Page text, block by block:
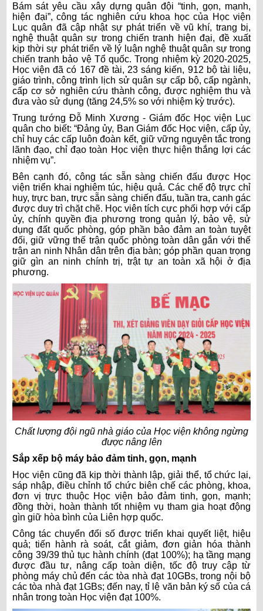
Bám sát yêu cầu xây dựng quân đội “tinh, gọn, mạnh,
hiện đại”, công tác nghiên cứu khoa học của Học viện
Lục quân đã cập nhật sự phát triển về vũ khí, trang bị,
nghệ thuật quân sự trong chiến tranh hiện đại, đề xuất
kịp thời sự phát triển về lý luận nghệ thuật quân sự trong
chiến tranh bảo vệ Tổ quốc. Trong nhiệm kỳ 2020-2025,
Học viện đã có 167 đề tài, 23 sáng kiến, 912 bộ tài liệu,
giáo trình, công trình lịch sử quân sự cấp bộ, cấp ngành,
cấp cơ sở nghiên cứu thành công, được nghiệm thu và
đưa vào sử dụng (tăng 24,5% so với nhiệm kỳ trước).
Trung tướng Đỗ Minh Xương - Giám đốc Học viện Lục
quân cho biết: “Đảng ủy, Ban Giám đốc Học viện, cấp ủy,
chỉ huy các cấp luôn đoàn kết, giữ vững nguyên tắc trong
lãnh đạo, chỉ đạo toàn Học viện thực hiện thắng lợi các
nhiệm vụ”.
Bên cạnh đó, công tác sẵn sàng chiến đấu được Học
viện triển khai nghiêm túc, hiệu quả. Các chế độ trực chỉ
huy, trực ban, trực sẵn sàng chiến đấu, tuần tra, canh gác
được duy trì chặt chẽ. Học viên tích cực phối hợp với cấp
ủy, chính quyền địa phương trong quản lý, bảo vệ, sử
dụng đất quốc phòng, góp phần bảo đảm an toàn tuyệt
đối, giữ vững thế trận quốc phòng toàn dân gắn với thế
trận an ninh Nhân dân trên địa bàn; góp phần quan trọng
giữ gìn an ninh chính trị, trật tự an toàn xã hội ở địa
phương.
Chất lượng đội ngũ nhà giáo của Học viện không ngừng
được nâng lên
Sắp xếp bộ máy bảo đảm tinh, gọn, mạnh
Học viện cũng đã kịp thời thành lập, giải thể, tổ chức lại,
sáp nhập, điều chỉnh tổ chức biên chế các phòng, khoa,
đơn vị trực thuộc Học viện bảo đảm tinh, gọn, mạnh;
đồng thời, hoàn thành tốt nhiệm vụ tham gia hoạt động
gìn giữ hòa bình của Liên hợp quốc.
Công tác chuyển đổi số được triển khai quyết liệt, hiệu
quả; tiến hành rà soát, cắt giảm, đơn giản hóa thành
công 39/39 thủ tục hành chính (đạt 100%); hạ tầng mạng
được đầu tư, nâng cấp toàn diện, tốc độ truy cập từ
phòng máy chủ đến các tòa nhà đạt 10GBs, trong nội bộ
các tòa nhà đạt 1GBs; đến nay, tỉ lệ văn bản ký số của cá
nhân trong toàn Học viện đạt 100%.